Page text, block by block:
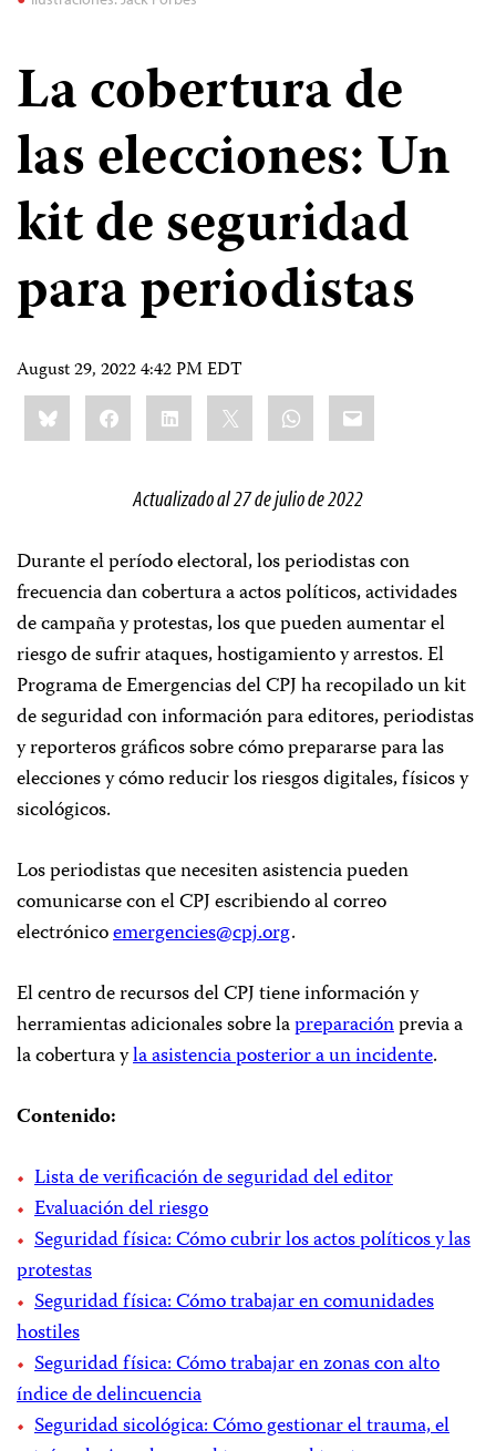
La cobertura de
las elecciones: Un
kit de seguridad
para periodistas
August 29, 2022 4:42 PM EDT
Share
this:BlueskyFacebookLinkedIn WhatsApp
Email
Actualizado al 27 de julio de 2022
Durante el período electoral, los periodistas con
frecuencia dan cobertura a actos políticos, actividades
de campaña y protestas, los que pueden aumentar el
riesgo de sufrir ataques, hostigamiento y arrestos. El
Programa de Emergencias del CPJ ha recopilado un kit
de seguridad con información para editores, periodistas
y reporteros gráficos sobre cómo prepararse para las
elecciones y cómo reducir los riesgos digitales, físicos y
sicológicos.
Los periodistas que necesiten asistencia pueden
comunicarse con el CPJ escribiendo al correo
electrónicoemergencies@cpj.org.
El centro de recursos del CPJ tiene información y
herramientas adicionales sobre lapreparaciónprevia a
la cobertura yla asistencia posterior a un incidente.
Contenido:
Lista de verificación de seguridad del editor
Evaluación del riesgo
Seguridad física: Cómo cubrir los actos políticos y las
protestas
Seguridad física: Cómo trabajar en comunidades
hostiles
Seguridad física: Cómo trabajar en zonas con alto
índice de delincuencia
Seguridad sicológica: Cómo gestionar el trauma, el